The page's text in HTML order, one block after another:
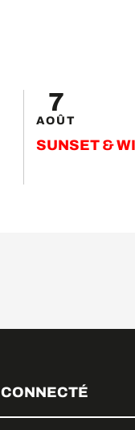
7
AOÛT
SUNSET &